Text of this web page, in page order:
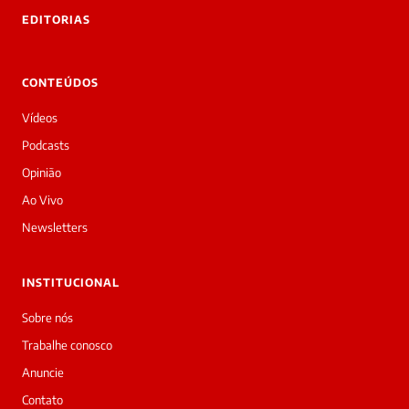
Boa
Sou
a
daqui
do
Prime.
Gabriella
Oliveira
acabou
de
essa
matéria
EDITORIAS
CONTEÚDOS
Vídeos
Podcasts
Opinião
Ao Vivo
Newsletters
INSTITUCIONAL
Sobre nós
Trabalhe conosco
Anuncie
Contato